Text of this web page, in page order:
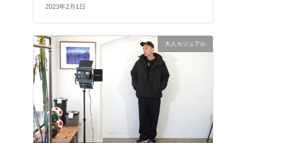
2023年2月1日
大人カジュアル